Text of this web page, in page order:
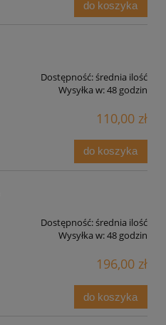
do koszyka
Dostępność:średnia ilość
Wysyłka w:48 godzin
110,00 zł
do koszyka
Dostępność:średnia ilość
Wysyłka w:48 godzin
196,00 zł
do koszyka